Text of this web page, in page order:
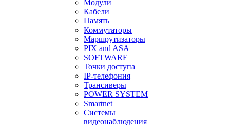
Модули
Кабели
Память
Коммутаторы
Маршрутизаторы
PIX and ASA
SOFTWARE
Точки доступа
IP-телефония
Трансиверы
POWER SYSTEM
Smartnet
Системы
видеонаблюдения